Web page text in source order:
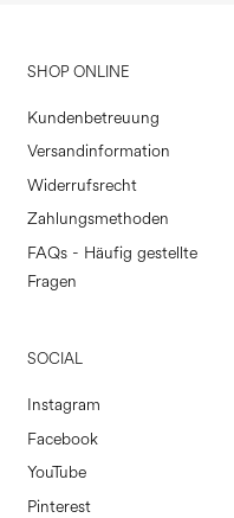
SHOP ONLINE
Kundenbetreuung
Versandinformation
Widerrufsrecht
Zahlungsmethoden
FAQs - Häufig gestellte
Fragen
SOCIAL
Instagram
Facebook
YouTube
Pinterest